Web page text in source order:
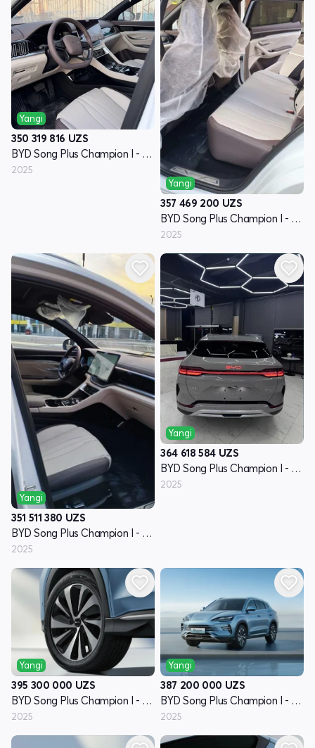
Yangi
350 319 816 UZS
BYD Song Plus Champion I - avlod
2025
Yangi
357 469 200 UZS
BYD Song Plus Champion I - avlod
2025
Yangi
351 511 380 UZS
BYD Song Plus Champion I - avlod
2025
Yangi
364 618 584 UZS
BYD Song Plus Champion I - avlod
2025
Yangi
395 300 000 UZS
BYD Song Plus Champion I - avlod
2025
Yangi
387 200 000 UZS
BYD Song Plus Champion I - avlod
2025